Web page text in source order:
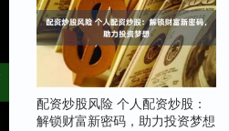
配资炒股风险 个人配资炒股：
解锁财富新密码，助力投资梦想